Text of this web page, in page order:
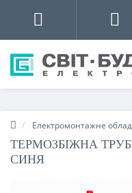
Електромонтажне
ТЕРМОЗБІЖНА
СИНЯ